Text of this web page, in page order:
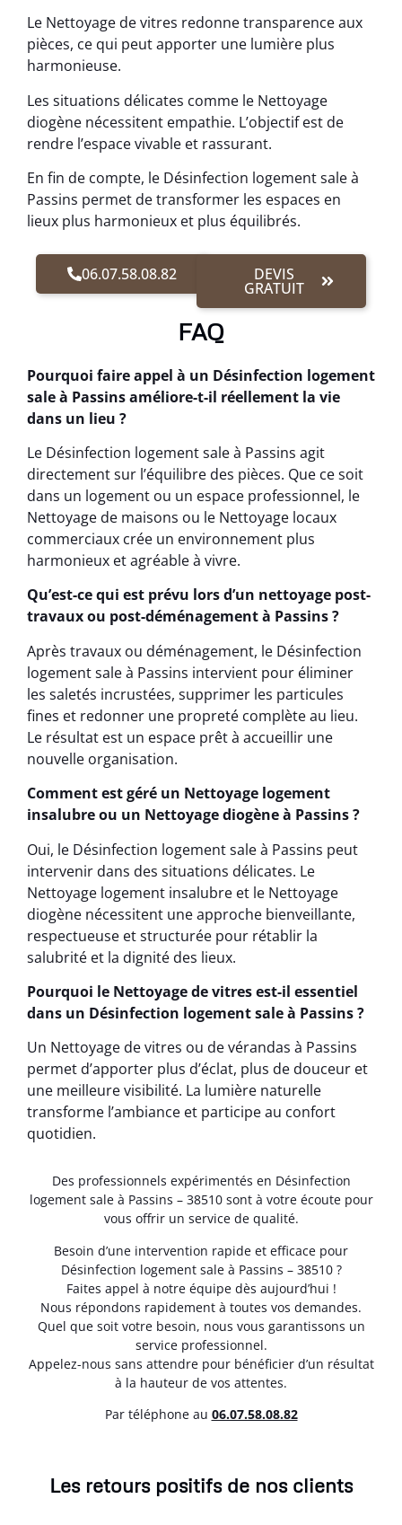
Le Nettoyage de vitres redonne transparence aux
pièces, ce qui peut apporter une lumière plus
harmonieuse.
Les situations délicates comme le Nettoyage
diogène nécessitent empathie. L’objectif est de
rendre l’espace vivable et rassurant.
En fin de compte, le Désinfection logement sale à
Passins permet de transformer les espaces en
lieux plus harmonieux et plus équilibrés.
06.07.58.08.82 DEVIS
GRATUIT
FAQ
Pourquoi faire appel à un Désinfection logement
sale à Passins améliore-t-il réellement la vie
dans un lieu ?
Le Désinfection logement sale à Passins agit
directement sur l’équilibre des pièces. Que ce soit
dans un logement ou un espace professionnel, le
Nettoyage de maisons ou le Nettoyage locaux
commerciaux crée un environnement plus
harmonieux et agréable à vivre.
Qu’est-ce qui est prévu lors d’un nettoyage post-
travaux ou post-déménagement à Passins ?
Après travaux ou déménagement, le Désinfection
logement sale à Passins intervient pour éliminer
les saletés incrustées, supprimer les particules
fines et redonner une propreté complète au lieu.
Le résultat est un espace prêt à accueillir une
nouvelle organisation.
Comment est géré un Nettoyage logement
insalubre ou un Nettoyage diogène à Passins ?
Oui, le Désinfection logement sale à Passins peut
intervenir dans des situations délicates. Le
Nettoyage logement insalubre et le Nettoyage
diogène nécessitent une approche bienveillante,
respectueuse et structurée pour rétablir la
salubrité et la dignité des lieux.
Pourquoi le Nettoyage de vitres est-il essentiel
dans un Désinfection logement sale à Passins ?
Un Nettoyage de vitres ou de vérandas à Passins
permet d’apporter plus d’éclat, plus de douceur et
une meilleure visibilité. La lumière naturelle
transforme l’ambiance et participe au confort
quotidien.
Des professionnels expérimentés en Désinfection
logement sale à Passins – 38510 sont à votre écoute pour
vous offrir un service de qualité.
Besoin d’une intervention rapide et efficace pour
Désinfection logement sale à Passins – 38510 ?
Faites appel à notre équipe dès aujourd’hui !
Nous répondons rapidement à toutes vos demandes.
Quel que soit votre besoin, nous vous garantissons un
service professionnel.
Appelez-nous sans attendre pour bénéficier d’un résultat
à la hauteur de vos attentes.
Par téléphone au 06.07.58.08.82
Les retours positifs de nos clients